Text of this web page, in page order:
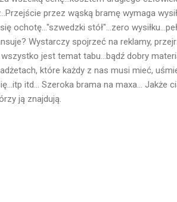
przez wąską bramę wymaga
ochotę..."szwedzki stół"...zero
Wystarczy spojrzeć na reklamy,
jest temat tabu...bądź dobry
które każdy z nas musi mieć,
itd... Szeroka brama na maxa... Jakże
ją znajdują.